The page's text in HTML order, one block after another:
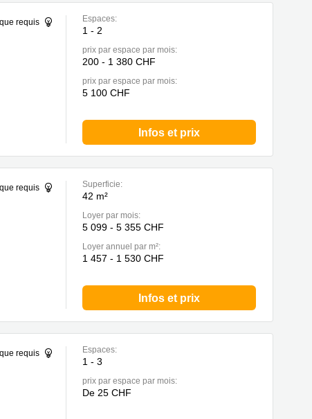
requis Espaces:
1 - 2
prix par espace par mois:
200 - 1 380 CHF
prix par espace par mois:
5 100 CHF
Infos et prix
requis Superficie:
42 m²
Loyer par mois:
5 099 - 5 355 CHF
Loyer annuel par m²:
1 457 - 1 530 CHF
Infos et prix
requis Espaces:
1 - 3
prix par espace par mois:
De 25 CHF